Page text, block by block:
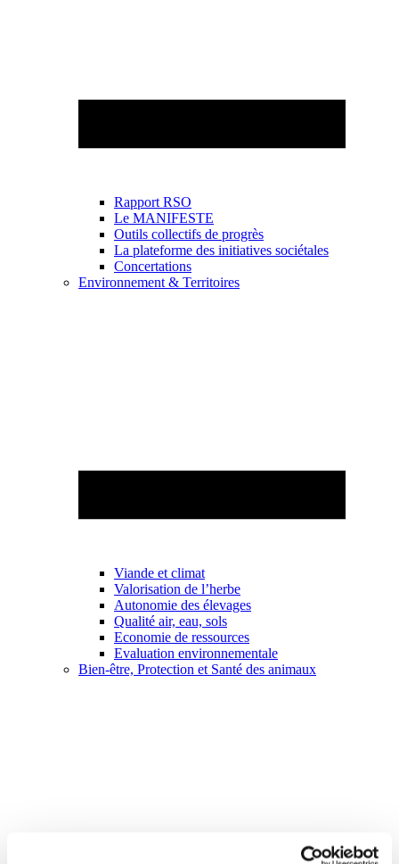
Rapport RSO
Le MANIFESTE
Outils collectifs de progrès
La plateforme des initiatives sociétales
Concertations
Environnement & Territoires
Viande et climat
Valorisation de l’herbe
Autonomie des élevages
Qualité air, eau, sols
Economie de ressources
Evaluation environnementale
Bien-être, Protection et Santé des animaux